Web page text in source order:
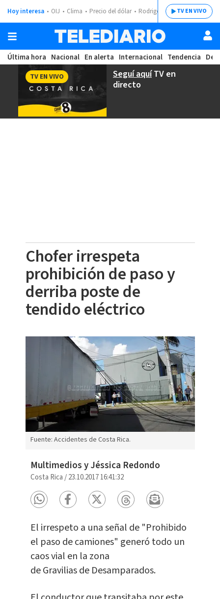
Hoy interesa OIJ Clima Precio del dólar Rodrigo ChavesTV EN VIVO
Última hora Nacional En alerta Internacional Tendencia
Seguí aquíTV en
directo
TV EN VIVO
Chofer irrespeta
prohibición de paso y
derriba poste de
tendido eléctrico
Fuente: Accidentes de Costa Rica.
Multimedios y Jéssica Redondo
Costa Rica /23.10.2017 16:41:32
El irrespeto a una señal de "Prohibido
el paso de camiones" generó todo un
caos vial en la zona
de Gravilias de Desamparados.